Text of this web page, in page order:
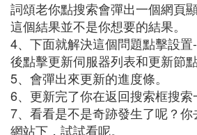
詞頌老你點搜索會彈出一個網頁
這個結果並不是你想要的結果。
4、下面就解決這個問題點擊設置
後點擊更新伺服器列表和更新節
5、會彈出來更新的進度條。
6、更新完了你在返回搜索框搜索
7、看看是不是奇跡發生了呢？
網站下，試試看呢。